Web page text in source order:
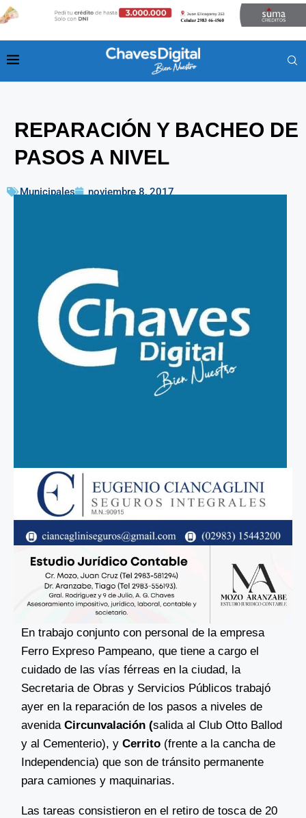
REPARACIÓN Y BACHEO DE
PASOS A NIVEL
Municipales noviembre 8, 2017
En trabajo conjunto con personal de la empresa
Ferro Expreso Pampeano, que tiene a cargo el
cuidado de las vías férreas en la ciudad, la
Secretaria de Obras y Servicios Públicos trabajó
ayer en la reparación de los pasos a niveles de
avenida Circunvalación (salida al Club Otto Ballod
y al Cementerio), y Cerrito (frente a la cancha de
Independencia) que son de tránsito permanente
para camiones y maquinarias.
Las tareas consistieron en el retiro de tosca de 20